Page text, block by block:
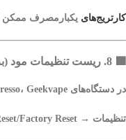
کارتریج‌های یکبارمصرف ممکن
🟩 8. ریست تنظیمات مود (برای ویپ‌ها)
در دستگاه‌های Sm0k، Vaporesso، Geekvape.
تنظیمات → Reset/Factory Reset